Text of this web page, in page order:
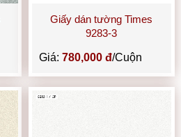
Giấy dán tường Times
9283-3
Giá: 780,000 đ/Cuộn